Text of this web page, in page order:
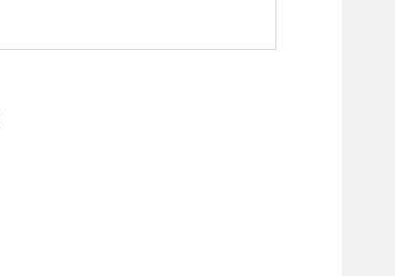
Aシアターフェスティバル